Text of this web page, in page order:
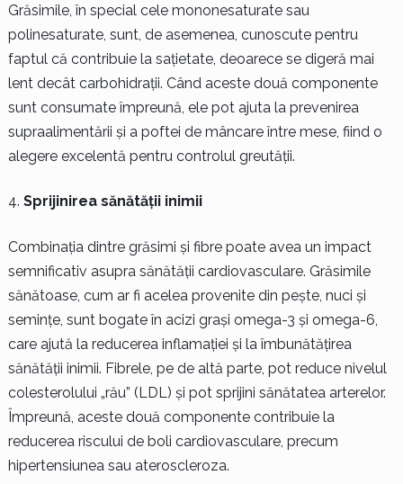
Grăsimile, în special cele mononesaturate sau
polinesaturate, sunt, de asemenea, cunoscute pentru
faptul că contribuie la sațietate, deoarece se digeră mai
lent decât carbohidrații. Când aceste două componente
sunt consumate împreună, ele pot ajuta la prevenirea
supraalimentării și a poftei de mâncare între mese, fiind o
alegere excelentă pentru controlul greutății.
Sprijinirea sănătății inimii
Combinația dintre grăsimi și fibre poate avea un impact
semnificativ asupra sănătății cardiovasculare. Grăsimile
sănătoase, cum ar fi acelea provenite din pește, nuci și
semințe, sunt bogate în acizi grași omega-3 și omega-6,
care ajută la reducerea inflamației și la îmbunătățirea
sănătății inimii. Fibrele, pe de altă parte, pot reduce nivelul
colesterolului „rău” (LDL) și pot sprijini sănătatea arterelor.
Împreună, aceste două componente contribuie la
reducerea riscului de boli cardiovasculare, precum
hipertensiunea sau ateroscleroza.